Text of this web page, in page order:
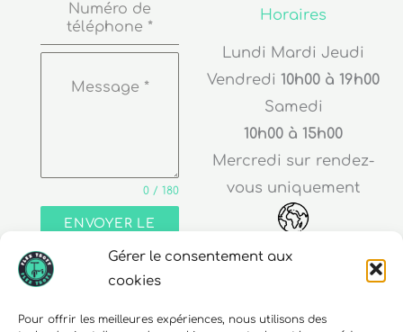
Gérer le consentement aux
cookies
Pour offrir les meilleures expériences, nous utilisons des
Numéro de
téléphone *
Message *
0 / 180
ENVOYER LE
Horaires
Lundi Mardi Jeudi
Vendredi 10h00 à 19h00
Samedi
10h00 à 15h00
Mercredi sur rendez-
vous uniquement
30 rue Edouard Richard